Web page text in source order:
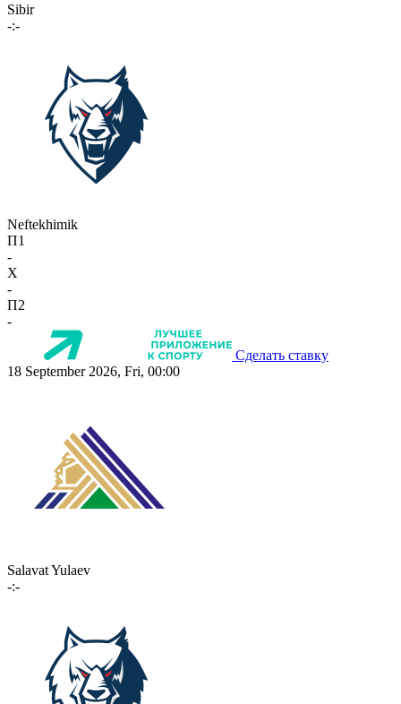
Sibir
-:-
Neftekhimik
П1
-
X
-
П2
-
Сделать ставку
18 September 2026, Fri, 00:00
Salavat Yulaev
-:-